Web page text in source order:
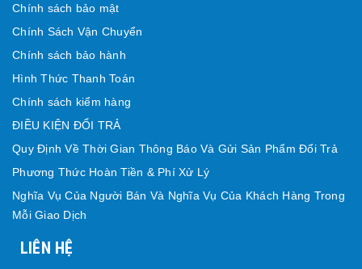
Chính sách bảo mật
Chính Sách Vận Chuyển
Chính sách bảo hành
Hình Thức Thanh Toán
Chính sách kiểm hàng
ĐIỀU KIỆN ĐỔI TRẢ
Quy Định Về Thời Gian Thông Báo Và Gửi Sản Phẩm Đổi Trả
Phương Thức Hoàn Tiền & Phí Xử Lý
Nghĩa Vụ Của Người Bán Và Nghĩa Vụ Của Khách Hàng Trong
Mỗi Giao Dịch
LIÊN HỆ